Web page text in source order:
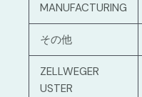
MANUFACTURING
その他
ZELLWEGER
USTER